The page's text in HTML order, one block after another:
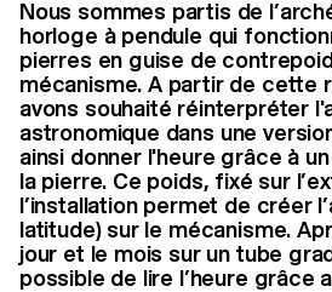
Nous sommes partis de
horloge à pendule qui
pierres en guise de
mécanisme. A partir de cette
avons souhaité réinterpréter
astronomique dans une
ainsi donner l'heure grâce à
la pierre. Ce poids, fixé sur
l’installation permet de créer
latitude) sur le mécanisme.
jour et le mois sur un tube
possible de lire l’heure grâce